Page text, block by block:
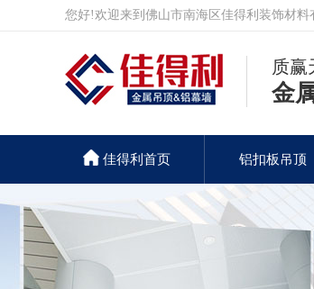
您好!欢迎来到佛山市南海区佳得利装饰材料
质赢
金
佳得利首页 铝扣板吊顶